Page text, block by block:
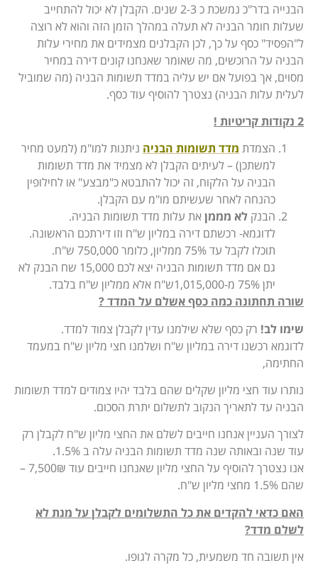
הבנייה בדר"כ נמשכת כ 2-3 שנים. הקבלן לא יכול להתחייב
שעלות חומר הבניה לא תעלה במהלך הזמן הזה והוא לא רוצה
ל"הפסיד" כסף על כך, לכן הקבלנים מצמידים את מחירי עלות
הבניה על הרוכשים, מה שאומר שאנחנו קונים דירה במחיר
מסוים, אך בפועל אם יש עליה במדד תשומות הבניה (מה שמוביל
לעלית עלות הבניה) נצטרך להוסיף עוד כסף.
2 נקודות קריטיות !
הצמדת מדד תשומות הבניה ניתנות למו"מ (למעט מחיר
למשתכן) – לעיתים הקבלן לא מצמיד את מדד תשומות
הבניה על הלקוח, זה יכול להתבטא כ"מבצע" או לחילופין
כהנחה לאחר שעשיתם מו"מ עם הקבלן.
הבנק לא מממן את עלות מדד תשומות הבניה.
לדוגמא- רכשתם דירה במליון ש"ח וזו דירתכם הראשונה.
תוכלו לקבל עד 75% ממליון, כלומר 750,000 ש"ח.
גם אם מדד תשומות הבניה יצא לכם 15,000 שח הבנק לא
יתן 75% מ-1,015,000ש"ח אלא ממליון ש"ח בלבד.
שורה תחתונה כמה כסף אשלם על המדד ?
שימו לב! רק כסף שלא שילמנו עדין לקבלן צמוד למדד.
לדוגמא רכשנו דירה במליון ש"ח ושלמנו חצי מליון ש"ח במעמד
החתימה,
נותרו עוד חצי מליון שקלים שהם בלבד יהיו צמודים למדד תשומות
הבניה עד לתאריך הנקוב לתשלום יתרת הסכום.
לצורך העניין אנחנו חייבים לשלם את החצי מליון ש"ח לקבלן רק
עוד שנה ובאותה שנה מדד תשומות הבניה עלה ב 1.5%.
אנו נצטרך להוסיף על החצי מליון שאנחנו חייבים עוד 7,500₪ –
שהם 1.5% מחצי מליון ש"ח.
האם כדאי להקדים את כל התשלומים לקבלן על מנת לא
לשלם מדד?
אין תשובה חד משמעית, כל מקרה לגופו.